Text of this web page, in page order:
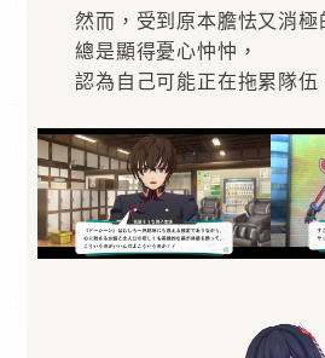
然而，受到原本膽怯又消極
總是顯得憂心忡忡，
認為自己可能正在拖累隊伍